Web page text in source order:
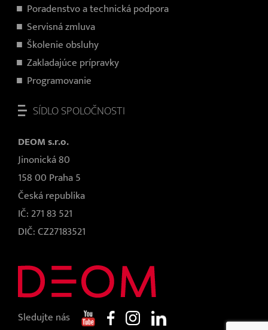
Poradenstvo a technická podpora
Servisná zmluva
Školenie obsluhy
Zakladajúce prípravky
Programovanie
SÍDLO SPOLOČNOSTI
DEOM s.r.o.
Jinonická 80
158 00 Praha 5
Česká republika
IČ: 271 83 521
DIČ: CZ27183521
Sledujte nás